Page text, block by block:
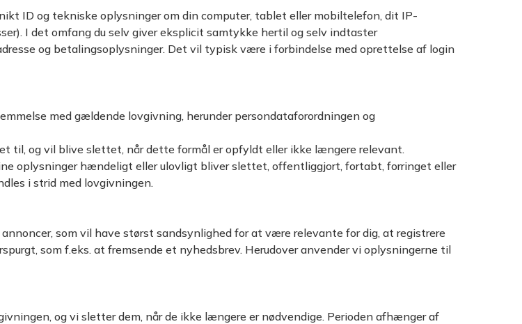
INGEN VARER I KURVEN.
ID og tekniske oplysninger om din computer, tablet eller mobiltelefon, dit IP-
I det omfang du selv giver eksplicit samtykke hertil og selv indtaster
og betalingsoplysninger. Det vil typisk være i forbindelse med oprettelse af login
med gældende lovgivning, herunder persondataforordningen og
til, og vil blive slettet, når dette formål er opfyldt eller ikke længere relevant.
oplysninger hændeligt eller ulovligt bliver slettet, offentliggjort, fortabt, forringet eller
i strid med lovgivningen.
som vil have størst sandsynlighed for at være relevante for dig, at registrere
som f.eks. at fremsende et nyhedsbrev. Herudover anvender vi oplysningerne til
og vi sletter dem, når de ikke længere er nødvendige. Perioden afhænger af